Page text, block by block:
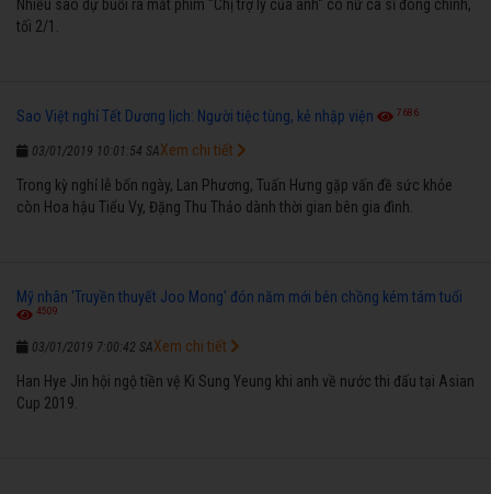
Nhiều sao dự buổi ra mắt phim "Chị trợ lý của anh" có nữ ca sĩ đóng chính,
tối 2/1.
Sao Việt nghỉ Tết Dương lịch: Người tiệc tùng, kẻ nhập viện 7686
03/01/2019 10:01:54 SA
Trong kỳ nghỉ lễ bốn ngày, Lan Phương, Tuấn Hưng gặp vấn đề sức khỏe
còn Hoa hậu Tiểu Vy, Đặng Thu Thảo dành thời gian bên gia đình.
Xem chi tiết
Mỹ nhân 'Truyền thuyết Joo Mong' đón năm mới bên chồng kém tám tuổi
4509
03/01/2019 7:00:42 SA
Han Hye Jin hội ngộ tiền vệ Ki Sung Yeung khi anh về nước thi đấu tại Asian
Cup 2019.
Xem chi tiết